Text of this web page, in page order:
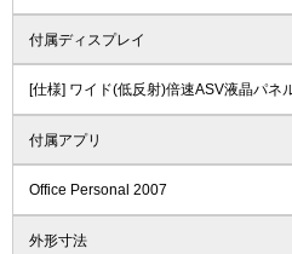
付属ディスプレイ
[仕様] ワイド(低反射)倍速ASV液晶パネ
付属アプリ
Office Personal 2007
外形寸法